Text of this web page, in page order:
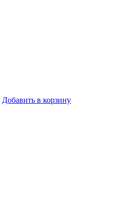
Добавить в корзину